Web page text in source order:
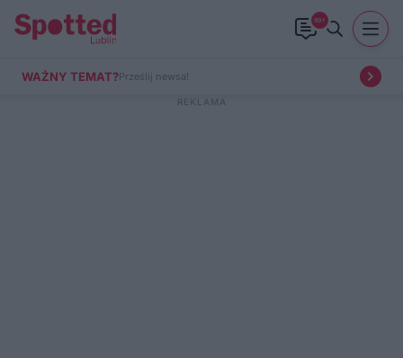
99+
WAŻNY TEMAT?Prześlij newsa!